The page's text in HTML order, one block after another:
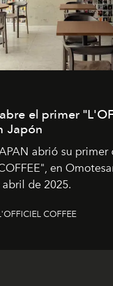
el primer
Japón
abrió su primer
en
de 2025.
COFFEE